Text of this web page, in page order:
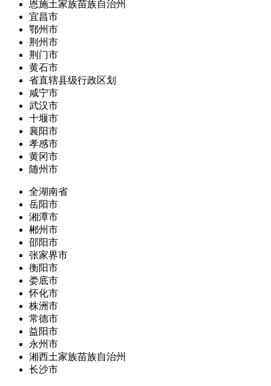
恩施土家族苗族自治州
宜昌市
鄂州市
荆州市
荆门市
黄石市
省直辖县级行政区划
咸宁市
武汉市
十堰市
襄阳市
孝感市
黄冈市
随州市
全湖南省
岳阳市
湘潭市
郴州市
邵阳市
张家界市
衡阳市
娄底市
怀化市
株洲市
常德市
益阳市
永州市
湘西土家族苗族自治州
长沙市